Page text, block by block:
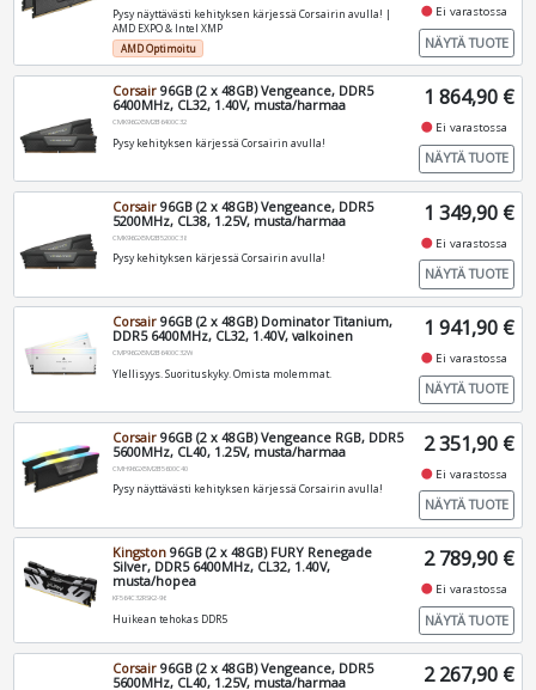
Pysy näyttävästi kehityksen kärjessä Corsairin avulla! |
AMD EXPO & Intel XMP
AMD Optimoitu
fiber_manual_record Ei varastossa
NÄYTÄ TUOTE
Corsair 96GB (2 x 48GB) Vengeance, DDR5
6400MHz, CL32, 1.40V, musta/harmaa
CMK96GX5M2B6400C32
Pysy kehityksen kärjessä Corsairin avulla!
1 864,90 €
fiber_manual_record Ei varastossa
NÄYTÄ TUOTE
Corsair 96GB (2 x 48GB) Vengeance, DDR5
5200MHz, CL38, 1.25V, musta/harmaa
CMK96GX5M2B5200C38
Pysy kehityksen kärjessä Corsairin avulla!
1 349,90 €
fiber_manual_record Ei varastossa
NÄYTÄ TUOTE
Corsair 96GB (2 x 48GB) Dominator Titanium,
DDR5 6400MHz, CL32, 1.40V, valkoinen
CMP96GX5M2B6400C32W
Ylellisyys. Suorituskyky. Omista molemmat.
1 941,90 €
fiber_manual_record Ei varastossa
NÄYTÄ TUOTE
Corsair 96GB (2 x 48GB) Vengeance RGB, DDR5
5600MHz, CL40, 1.25V, musta/harmaa
CMH96GX5M2B5600C40
Pysy näyttävästi kehityksen kärjessä Corsairin avulla!
2 351,90 €
fiber_manual_record Ei varastossa
NÄYTÄ TUOTE
Kingston 96GB (2 x 48GB) FURY Renegade
Silver, DDR5 6400MHz, CL32, 1.40V,
musta/hopea
KF564C32RSK2-96
Huikean tehokas DDR5
2 789,90 €
fiber_manual_record Ei varastossa
NÄYTÄ TUOTE
Corsair 96GB (2 x 48GB) Vengeance, DDR5
5600MHz, CL40, 1.25V, musta/harmaa
2 267,90 €